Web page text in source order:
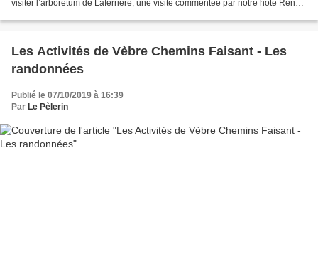
visiter l’arboretum de Lafèrriere, une visite commentée par notre hôte René
Les Activités de Vèbre Chemins Faisant - Les
randonnées
Publié le 07/10/2019 à 16:39
Par Le Pèlerin